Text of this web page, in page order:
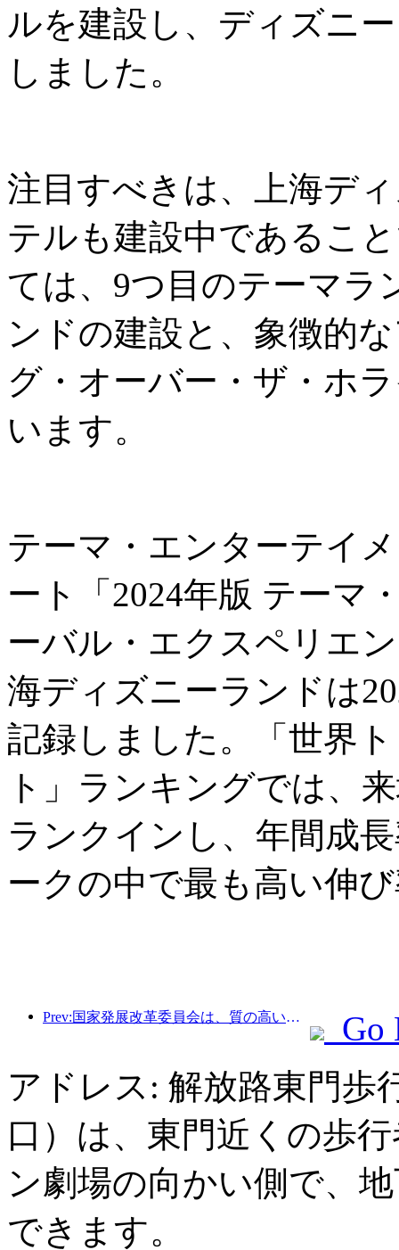
ルを建設し、ディズニ
しました。
注目すべきは、上海デ
テルも建設中であるこ
ては、9つ目のテーマラ
ンドの建設と、象徴的
グ・オーバー・ザ・ホ
います。
テーマ・エンターテイ
ート「2024年版 テーマ
ーバル・エクスペリエ
海ディズニーランドは
記録しました。「世界
ト」ランキングでは、
ランクインし、年間成
ークの中で最も高い伸
Prev:国家発展改革委員会は、質の高いアウトドアスポーツの目的地49か所の最初のバッチを発表しました。
Go
アドレス: 解放路東門歩
口）は、東門近くの歩
ン劇場の向かい側で、
できます。